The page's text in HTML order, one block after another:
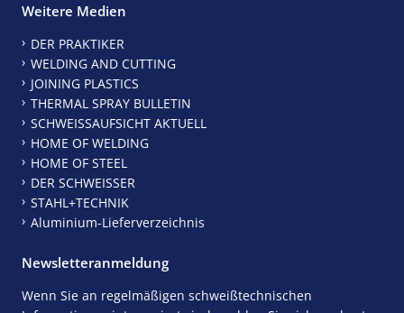
Weitere Medien
DER PRAKTIKER
WELDING AND CUTTING
JOINING PLASTICS
THERMAL SPRAY BULLETIN
SCHWEISSAUFSICHT AKTUELL
HOME OF WELDING
HOME OF STEEL
DER SCHWEISSER
STAHL+TECHNIK
Aluminium-Lieferverzeichnis
Newsletteranmeldung
Wenn Sie an regelmäßigen schweißtechnischen